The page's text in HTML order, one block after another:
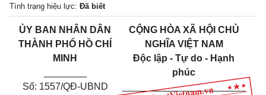
Tình trạng hiệu lực: Đã biết
ỦY BAN NHÂN DÂN
THÀNH PHỐ HỒ CHÍ
MINH
Số: 1557/QĐ-UBND
CỘNG HÒA XÃ HỘI CHỦ
NGHĨA VIỆT NAM
Độc lập - Tự do - Hạnh
phúc
_______________________